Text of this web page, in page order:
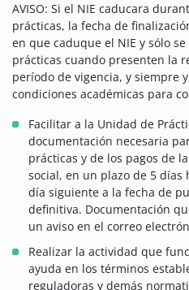
AVISO: Si el NIE caducara
prácticas, la fecha de
en que caduque el NIE y sólo
prácticas cuando presenten la
período de vigencia, y siempre
condiciones académicas para
Facilitar a la Unidad de
documentación necesaria
prácticas y de los pagos de
social, en un plazo de 5
día siguiente a la fecha de
definitiva. Documentación
un aviso en el correo
Realizar la actividad que
ayuda en los términos
reguladoras y demás